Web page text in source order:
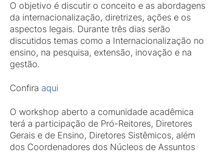
O objetivo é discutir o conceito e as abordagens
da internacionalização, diretrizes, ações e os
aspectos legais. Durante três dias serão
discutidos temas como a Internacionalização no
ensino, na pesquisa, extensão, inovação e na
gestão.
Confira aqui
O workshop aberto a comunidade acadêmica
terá a participação de Pró-Reitores, Diretores
Gerais e de Ensino, Diretores Sistêmicos, além
dos Coordenadores dos Núcleos de Assuntos